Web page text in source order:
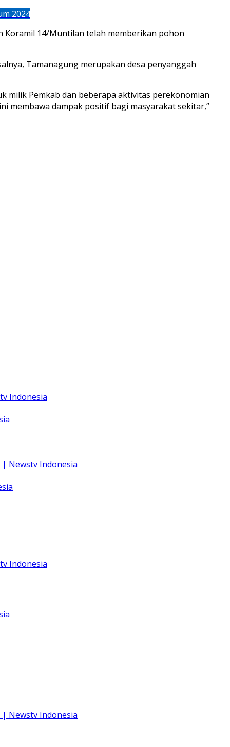
2024
Koramil 14/Muntilan telah memberikan pohon
Tamanagung merupakan desa penyanggah
milik Pemkab dan beberapa aktivitas perekonomian
membawa dampak positif bagi masyarakat sekitar,”